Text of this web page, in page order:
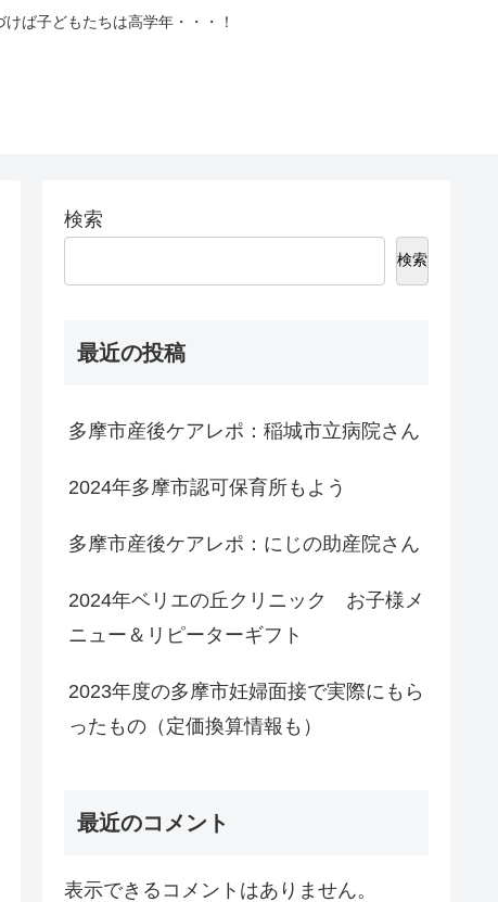
ば子どもたちは高学年・・・！
検索
検索
最近の投稿
多摩市産後ケアレポ：稲城市立病院さん
2024年多摩市認可保育所もよう
多摩市産後ケアレポ：にじの助産院さん
2024年ベリエの丘クリニック お子様メ
ニュー＆リピーターギフト
2023年度の多摩市妊婦面接で実際にもら
ったもの（定価換算情報も）
最近のコメント
表示できるコメントはありません。